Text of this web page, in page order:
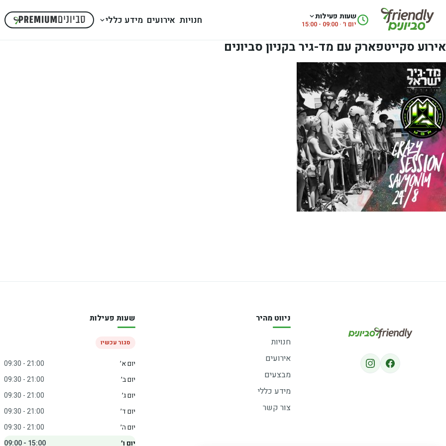
שעות פעילות
יום ו׳ · 09:00 - 15:00 חנויות אירועים מידע כללי
אירוע סקייטפארק עם מד-גיר בקניון סביונים
ניווט מהיר
חנויות
אירועים
מבצעים
מידע כללי
צור קשר
שעות פעילות
סגור עכשיו
יום א׳
09:30 - 21:00
יום ב׳
09:30 - 21:00
יום ג׳
09:30 - 21:00
יום ד׳
09:30 - 21:00
יום ה׳
09:30 - 21:00
יום ו׳
09:00 - 15:00